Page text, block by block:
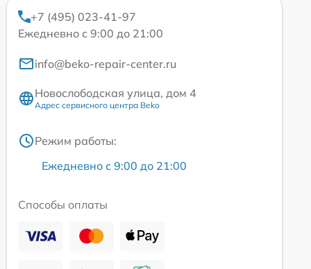
+7 (495) 023-41-97
Ежедневно с 9:00 до 21:00
info@beko-repair-center.ru
Новослободская улица, дом 4
Адрес сервисного центра Beko
Режим работы:
Ежедневно с 9:00 до 21:00
Способы оплаты